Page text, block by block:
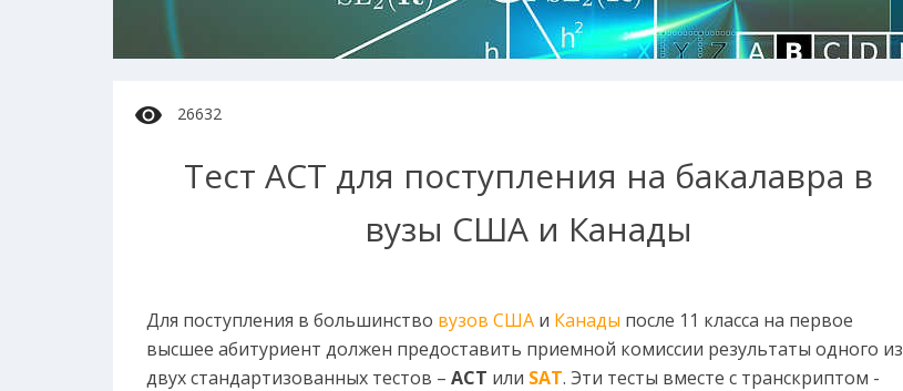
26632
Тест ACT для поступления на бакалавра в
вузы США и Канады
Для поступления в большинство вузов США и Канады после 11 класса на первое
высшее абитуриент должен предоставить приемной комиссии результаты одного из
двух стандартизованных тестов – ACT или SAT. Эти тесты вместе с транскриптом -